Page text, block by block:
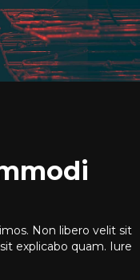
Non libero velit sit
explicabo quam. Iure